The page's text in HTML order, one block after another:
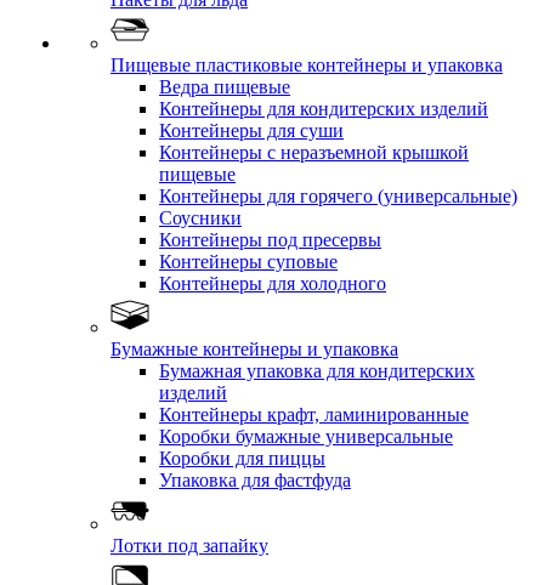
Пищевые пластиковые контейнеры и упаковка
Ведра пищевые
Контейнеры для кондитерских изделий
Контейнеры для суши
Контейнеры с неразъемной крышкой
пищевые
Контейнеры для горячего (универсальные)
Соусники
Контейнеры под пресервы
Контейнеры суповые
Контейнеры для холодного
Бумажные контейнеры и упаковка
Бумажная упаковка для кондитерских
изделий
Контейнеры крафт, ламинированные
Коробки бумажные универсальные
Коробки для пиццы
Упаковка для фастфуда
Лотки под запайку